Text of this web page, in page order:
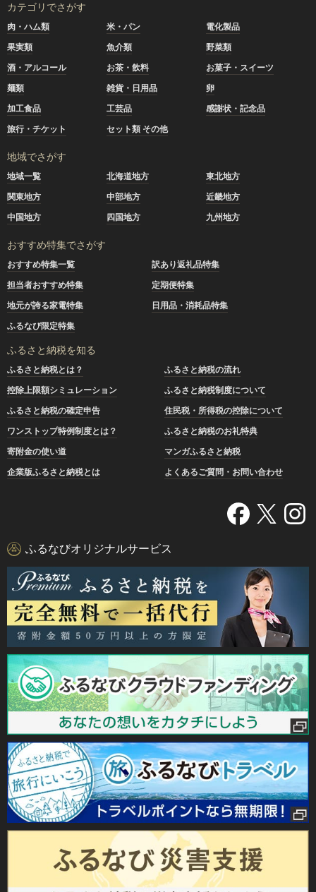
カテゴリでさがす
肉・ハム類 米・パン
電化製品
果実類
魚介類
野菜類
酒・アルコール
お茶・飲料
お菓子・スイーツ
麺類
雑貨・日用品
卵
加工食品
工芸品
感謝状・記念品
旅行・チケット
セット類 その他
地域でさがす
地域一覧 北海道地方
東北地方
関東地方
中部地方
近畿地方
中国地方
四国地方 九州地方
おすすめ特集でさがす
おすすめ特集一覧
訳あり返礼品特集
担当者おすすめ特集
定期便特集
地元が誇る家電特集
日用品・消耗品特集
ふるなび限定特集
ふるさと納税を知る
ふるさと納税とは？
ふるさと納税の流れ
控除上限額シミュレーション
ふるさと納税制度について
ふるさと納税の確定申告
住民税・所得税の控除について
ワンストップ特例制度とは？
ふるさと納税のお礼特典
寄附金の使い道
マンガふるさと納税
企業版ふるさと納税とは
よくあるご質問・お問い合わせ
ふるなびオリジナルサービス